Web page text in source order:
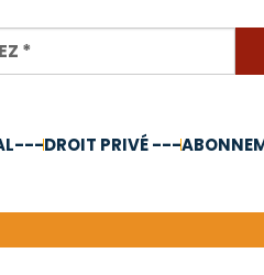
DROIT PRIVÉ ---